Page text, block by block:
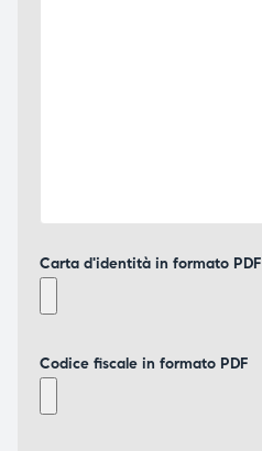
Carta d'identità in formato PDF
Codice fiscale in formato PDF